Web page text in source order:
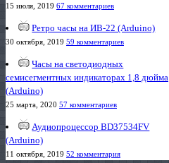
15 июля, 2019 67 комментариев
Ретро часы на ИВ-22 (Arduino)
30 октября, 2019 59 комментариев
Часы на светодиодных
семисегментных индикаторах 1,8 дюйма
(Arduino)
25 марта, 2020 57 комментариев
Аудиопроцессор BD37534FV
(Arduino)
11 октября, 2019 52 комментария